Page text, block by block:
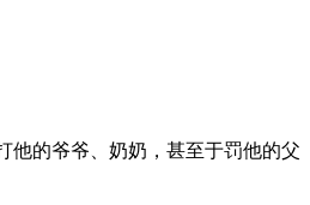
他的爷爷、奶奶，甚至于罚他的父